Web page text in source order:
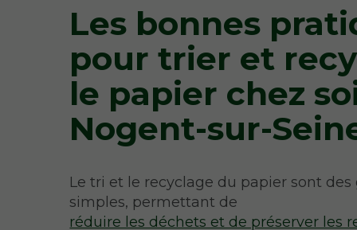
Les bonnes
pour trier et
le papier chez
Nogent-sur-
Le tri et le recyclage du papier sont des
simples, permettant de
réduire les déchets et de préserver les